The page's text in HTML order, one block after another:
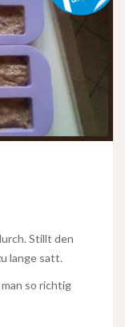
Stillt den
lange satt.
so richtig